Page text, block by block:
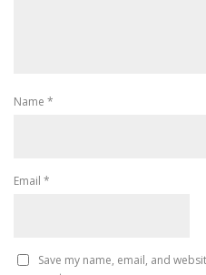
Name *
Email *
Save my name, email, and